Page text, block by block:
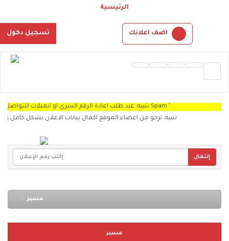
الرئيسية
تسجيل دخول اضف اعلانك
تنبيه: عند طلب اعادة الرقم السري او ايميلات للتواصل سوف توجد الرساله Spam "
تنبيه: نرجو من اعضاء الموقع اكمال بيانات الاعلان بشكل كامل
إنتقال
عسير
عسير